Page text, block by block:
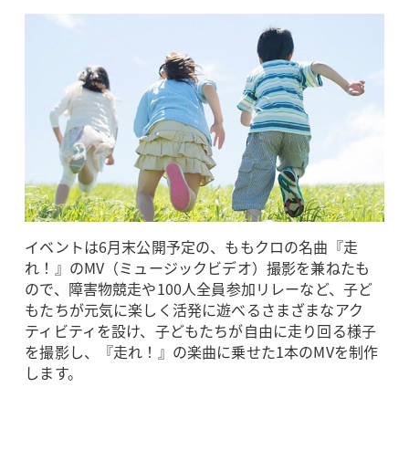
イベントは6月末公開予定の、ももクロの名曲『走
れ！』のMV（ミュージックビデオ）撮影を兼ねたも
ので、障害物競走や100人全員参加リレーなど、子ど
もたちが元気に楽しく活発に遊べるさまざまなアク
ティビティを設け、子どもたちが自由に走り回る様子
を撮影し、『走れ！』の楽曲に乗せた1本のMVを制作
します。